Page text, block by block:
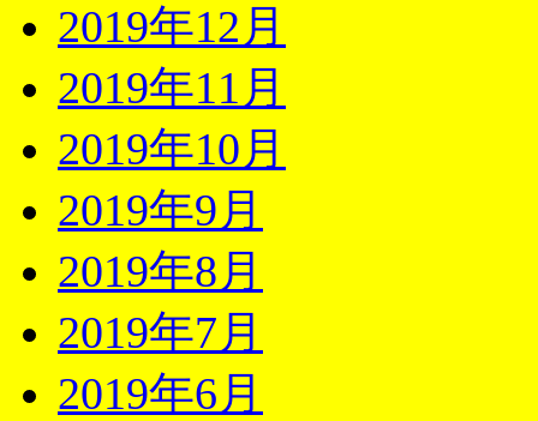
2019年12月
2019年11月
2019年10月
2019年9月
2019年8月
2019年7月
2019年6月